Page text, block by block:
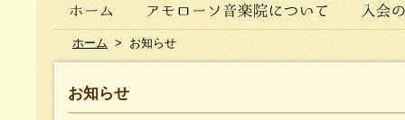
ホーム > お知らせ
お知らせ